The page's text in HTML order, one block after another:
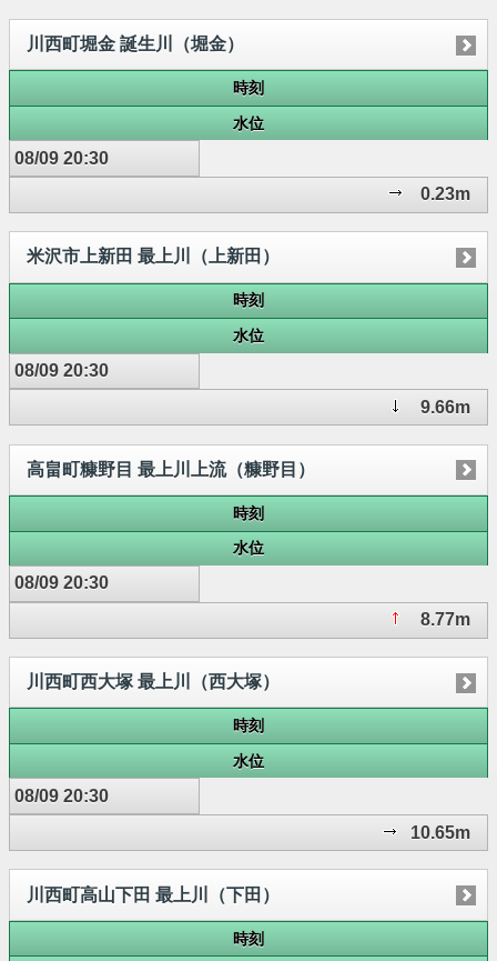
川西町堀金 誕生川（堀金）
時刻
水位
08/09 20:30
0.23m
米沢市上新田 最上川（上新田）
時刻
水位
08/09 20:30
9.66m
高畠町糠野目 最上川上流（糠野目）
時刻
水位
08/09 20:30
8.77m
川西町西大塚 最上川（西大塚）
時刻
水位
08/09 20:30
10.65m
川西町高山下田 最上川（下田）
時刻